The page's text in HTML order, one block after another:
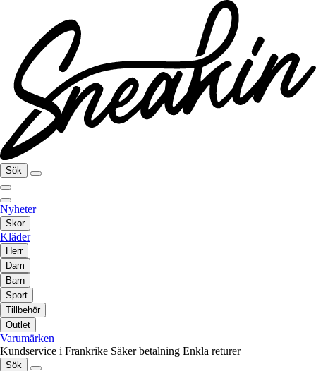
Sök
Nyheter
Skor
Kläder
Herr
Dam
Barn
Sport
Tillbehör
Outlet
Varumärken
Kundservice i Frankrike Säker betalning Enkla returer
Sök